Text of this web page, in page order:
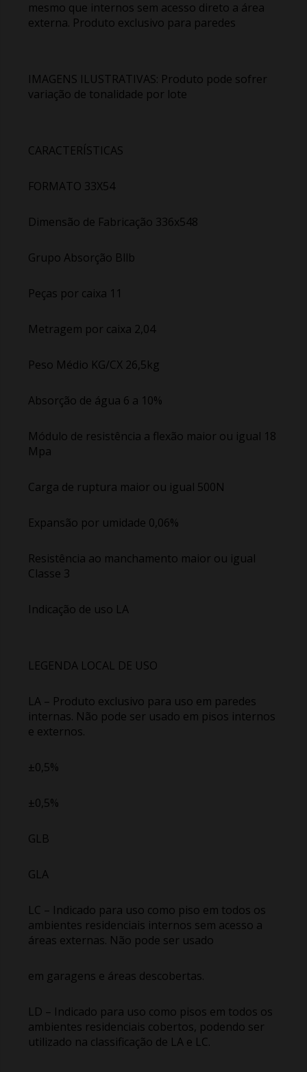
mesmo que internos sem acesso direto a área
externa. Produto exclusivo para paredes
IMAGENS ILUSTRATIVAS: Produto pode sofrer
variação de tonalidade por lote
CARACTERÍSTICAS
FORMATO 33X54
Dimensão de Fabricação 336x548
Grupo Absorção Bllb
Peças por caixa 11
Metragem por caixa 2,04
Peso Médio KG/CX 26,5kg
Absorção de água 6 a 10%
Módulo de resistência a flexão maior ou igual 18
Mpa
Carga de ruptura maior ou igual 500N
Expansão por umidade 0,06%
Resistência ao manchamento maior ou igual
Classe 3
Indicação de uso LA
LEGENDA LOCAL DE USO
LA – Produto exclusivo para uso em paredes
internas. Não pode ser usado em pisos internos
e externos.
±0,5%
±0,5%
GLB
GLA
LC – Indicado para uso como piso em todos os
ambientes residenciais internos sem acesso a
áreas externas. Não pode ser usado
em garagens e áreas descobertas.
LD – Indicado para uso como pisos em todos os
ambientes residenciais cobertos, podendo ser
utilizado na classificação de LA e LC.